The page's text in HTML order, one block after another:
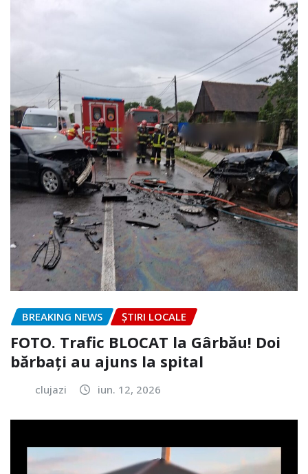
BREAKING NEWS ȘTIRI LOCALE
FOTO. Trafic BLOCAT la Gârbău! Doi
bărbați au ajuns la spital
clujazi iun. 12, 2026